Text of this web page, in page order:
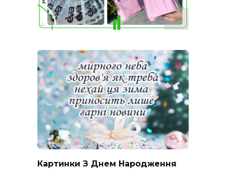
Картинки З Днем Народження